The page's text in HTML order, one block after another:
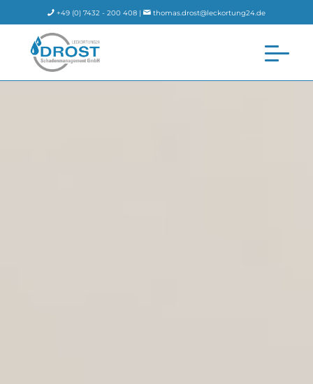
+49 (0) 7432 - 200 408 | thomas.drost@leckortung24.de